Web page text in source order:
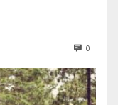
0